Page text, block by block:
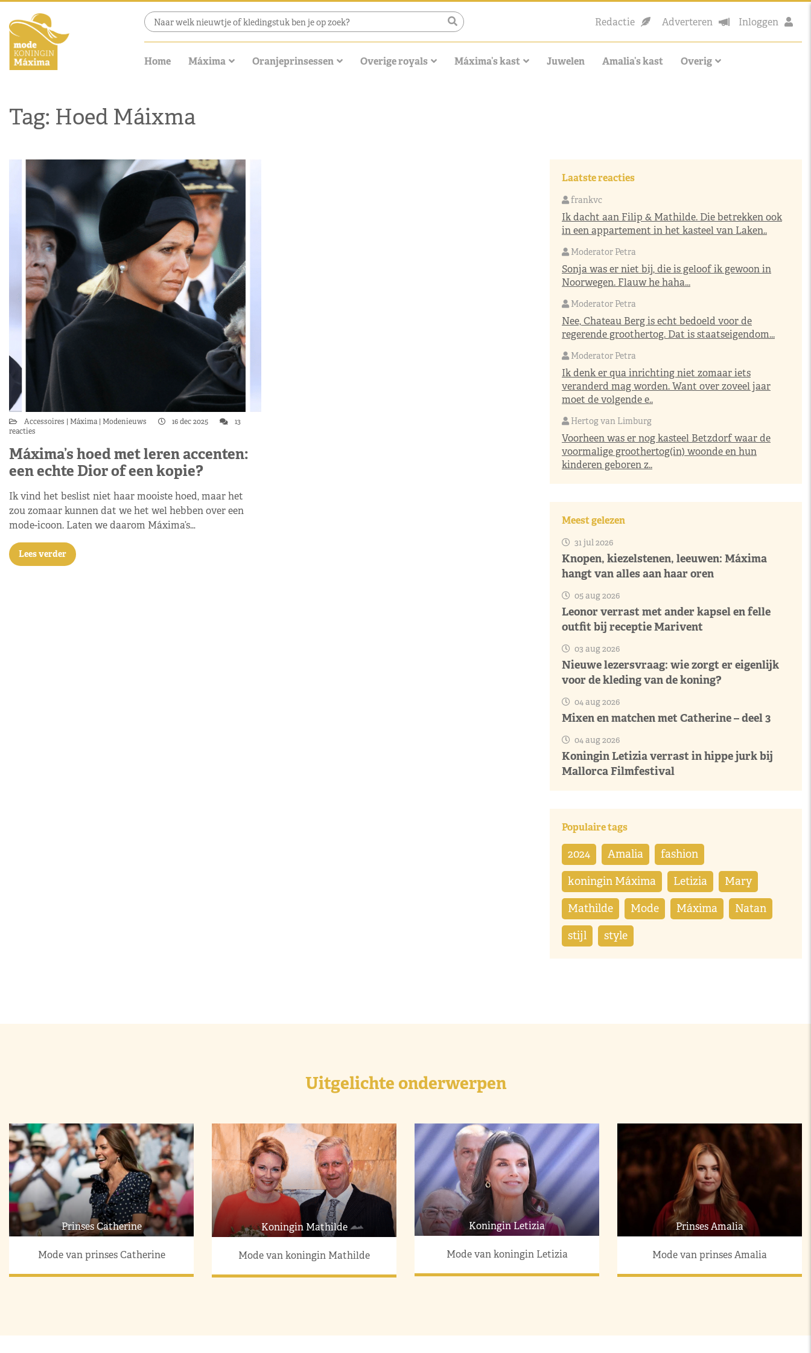
Redactie Adverteren Inloggen
Home Máxima Oranjeprinsessen Overige royals Máxima’s kast Juwelen Amalia’s kast Overig
Tag: Hoed Máixma
Accessoires Máxima Modenieuws 16 dec 2025
13
reacties
Máxima’s hoed met leren accenten:
een echte Dior of een kopie?
Ik vind het beslist niet haar mooiste hoed, maar het
zou zomaar kunnen dat we het wel hebben over een
mode-icoon. Laten we daarom Máxima’s…
Lees verder
Laatste reacties
frankvc
Ik dacht aan Filip & Mathilde. Die betrekken ook
in een appartement in het kasteel van Laken..
Moderator Petra
Sonja was er niet bij, die is geloof ik gewoon in
Noorwegen. Flauw he haha...
Moderator Petra
Nee, Chateau Berg is echt bedoeld voor de
regerende groothertog. Dat is staatseigendom...
Moderator Petra
Ik denk er qua inrichting niet zomaar iets
veranderd mag worden. Want over zoveel jaar
moet de volgende e..
Hertog van Limburg
Voorheen was er nog kasteel Betzdorf waar de
voormalige groothertog(in) woonde en hun
kinderen geboren z..
Meest gelezen
31 jul 2026
Knopen, kiezelstenen, leeuwen: Máxima
hangt van alles aan haar oren
05 aug 2026
Leonor verrast met ander kapsel en felle
outfit bij receptie Marivent
03 aug 2026
Nieuwe lezersvraag: wie zorgt er eigenlijk
voor de kleding van de koning?
04 aug 2026
Mixen en matchen met Catherine – deel 3
04 aug 2026
Koningin Letizia verrast in hippe jurk bij
Mallorca Filmfestival
Populaire tags
2024 Amalia fashion
koningin Máxima Letizia Mary
Mathilde Mode Máxima Natan
stijl style
Uitgelichte onderwerpen
Prinses Catherine
Mode van prinses Catherine
Koningin Mathilde
Mode van koningin Mathilde
Koningin Letizia
Mode van koningin Letizia
Prinses Amalia
Mode van prinses Amalia